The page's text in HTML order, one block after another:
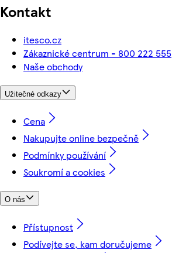
Kontakt
itesco.cz
Zákaznické centrum - 800 222 555
Naše obchody
Užitečné odkazy
Cena
Nakupujte online bezpečně
Podmínky používání
Soukromí a cookies
O nás
Přístupnost
Podívejte se, kam doručujeme